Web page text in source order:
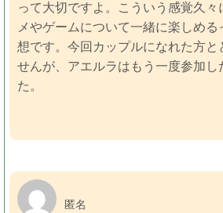
って大切ですよ。こういう感覚久々
メやゲームについて一緒に楽しめ
想です。今回カップルになれた方と
せんが、アエルラはもう一度参加し
た。
匿名